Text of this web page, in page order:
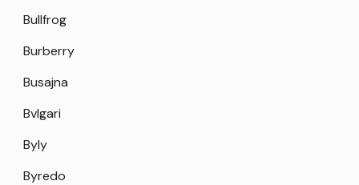
Bullfrog
Burberry
Busajna
Bvlgari
Byly
Byredo